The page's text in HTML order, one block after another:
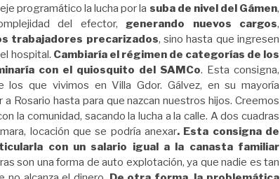
programático la lucha por la suba de nivel del Gámen,
del efector,generando nuevos cargos,
trabajadores precarizados, sino hasta que ingresen
hospital. Cambiaría el régimen de categorías de los
con el quiosquito del SAMCo. Esta consigna,
los que vivimos en Villa Gdor. Gálvez, en su mayoría
Rosario hasta para que nazcan nuestros hijos. Creemos
la comunidad, sacando la lucha a la calle. A dos cuadras
locación que se podría anexar. Esta consigna de
con un salario igual a la canasta familiar
son una forma de auto explotación, ya que nadie es tan